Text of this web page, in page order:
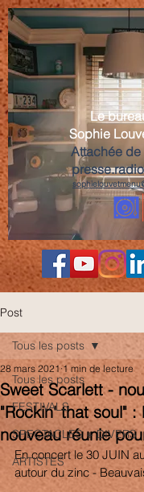
Le
Sophie
Attachée
Post
Tous les posts
FESTIVALS
SPECTACLES + DIVERS
ARTISTES
Tous les posts
Sweet Scarlett -
"Rockin' that soul" :
nouveau réunie
28 mars 2021 1 min de lecture
En concert le 30 JUIN
autour du zinc -